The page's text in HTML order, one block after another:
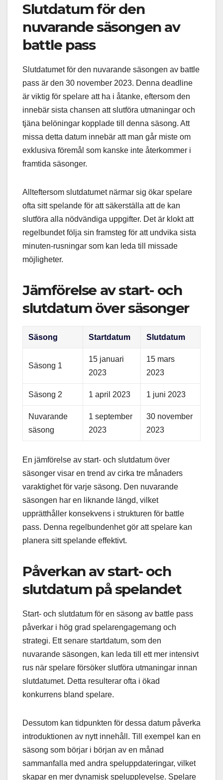
Slutdatum för den
nuvarande säsongen av
battle pass
Slutdatumet för den nuvarande säsongen av battle
pass är den 30 november 2023. Denna deadline
är viktig för spelare att ha i åtanke, eftersom den
innebär sista chansen att slutföra utmaningar och
tjäna belöningar kopplade till denna säsong. Att
missa detta datum innebär att man går miste om
exklusiva föremål som kanske inte återkommer i
framtida säsonger.
Allteftersom slutdatumet närmar sig ökar spelare
ofta sitt spelande för att säkerställa att de kan
slutföra alla nödvändiga uppgifter. Det är klokt att
regelbundet följa sin framsteg för att undvika sista
minuten-rusningar som kan leda till missade
möjligheter.
Jämförelse av start- och
slutdatum över säsonger
Säsong Startdatum Slutdatum
Säsong 1
15 januari
2023
15 mars
2023
Säsong 2 1 april 2023 1 juni 2023
Nuvarande
säsong
1 september
2023
30 november
2023
En jämförelse av start- och slutdatum över
säsonger visar en trend av cirka tre månaders
varaktighet för varje säsong. Den nuvarande
säsongen har en liknande längd, vilket
upprätthåller konsekvens i strukturen för battle
pass. Denna regelbundenhet gör att spelare kan
planera sitt spelande effektivt.
Påverkan av start- och
slutdatum på spelandet
Start- och slutdatum för en säsong av battle pass
påverkar i hög grad spelarengagemang och
strategi. Ett senare startdatum, som den
nuvarande säsongen, kan leda till ett mer intensivt
rus när spelare försöker slutföra utmaningar innan
slutdatumet. Detta resulterar ofta i ökad
konkurrens bland spelare.
Dessutom kan tidpunkten för dessa datum påverka
introduktionen av nytt innehåll. Till exempel kan en
säsong som börjar i början av en månad
sammanfalla med andra speluppdateringar, vilket
skapar en mer dynamisk spelupplevelse. Spelare